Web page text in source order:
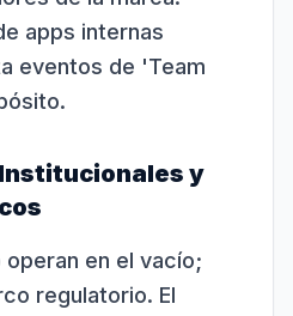
apps internas
eventos de 'Team
y
en el vacío;
regulatorio. El